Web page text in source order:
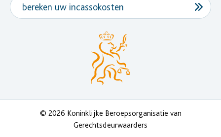
bereken uw incassokosten
© 2026 Koninklijke Beroepsorganisatie van
Gerechtsdeurwaarders